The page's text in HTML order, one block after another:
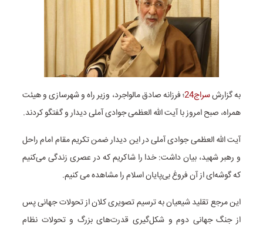
به گزارشسراج24 ؛فرزانه صادق مالواجرد، وزیر راه و شهرسازی و هیئت
همراه، صبح امروز با آیت الله العظمی جوادی آملی دیدار و گفتگو کردند.
آیت الله العظمی جوادی آملی در این دیدار ضمن تکریم مقام امام راحل
و رهبر شهید، بیان داشت: خدا را شاکریم که در عصری زندگی می‌کنیم
که گوشه‌ای از آن فروغ بی‌پایان اسلام را مشاهده می کنیم.
این مرجع تقلید شیعیان به ترسیم تصویری کلان از تحولات جهانی پس
از جنگ جهانی دوم و شکل‌گیری قدرت‌های بزرگ و تحولات نظام